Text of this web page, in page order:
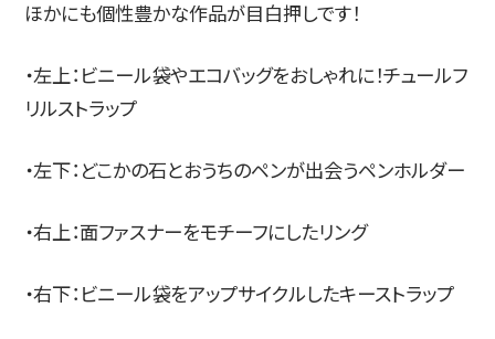
ほかにも個性豊かな作品が目白押しです！
・左上：ビニール袋やエコバッグをおしゃれに！チュールフ
リルストラップ
・左下：どこかの石とおうちのペンが出会うペンホルダー
・右上：面ファスナーをモチーフにしたリング
・右下：ビニール袋をアップサイクルしたキーストラップ